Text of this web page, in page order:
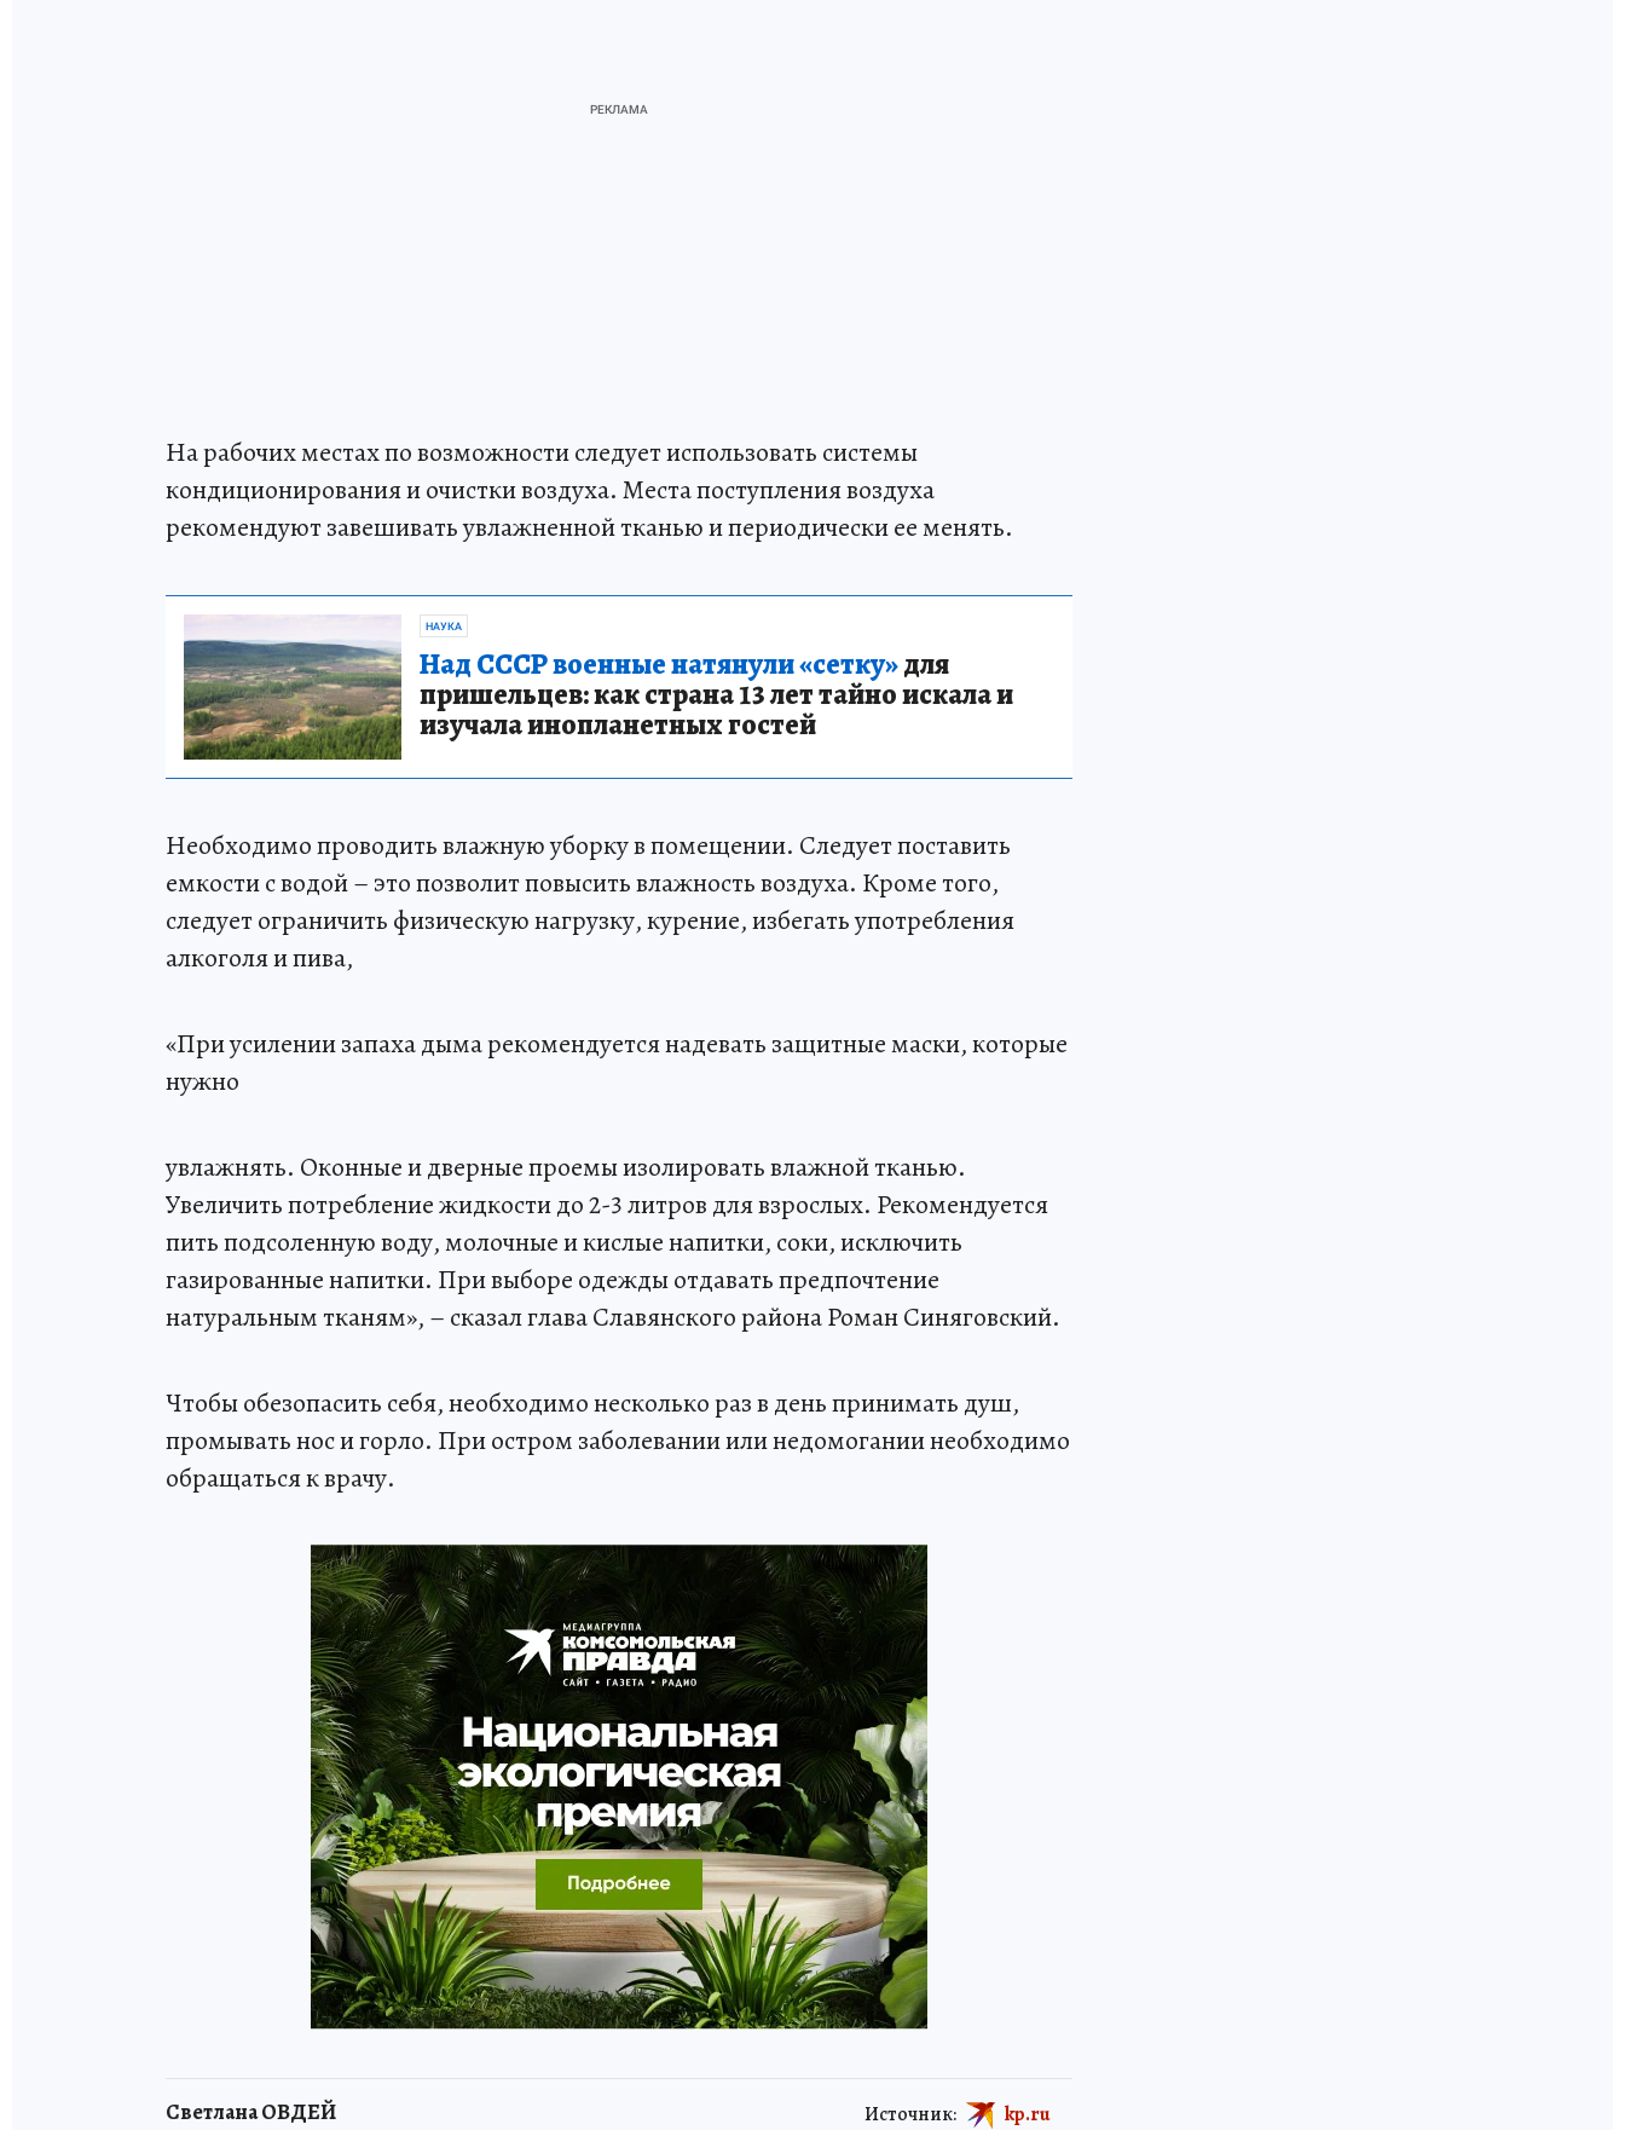
На рабочих местах по возможности следует использовать системы
кондиционирования и очистки воздуха. Места поступления воздуха
рекомендуют завешивать увлажненной тканью и периодически ее менять.
НАУКА
Над СССР военные натянули «сетку»для
пришельцев: как страна 13 лет тайно искала и
изучала инопланетных гостей
Необходимо проводить влажную уборку в помещении. Следует поставить
емкости с водой – это позволит повысить влажность воздуха. Кроме того,
следует ограничить физическую нагрузку, курение, избегать употребления
алкоголя и пива,
«При усилении запаха дыма рекомендуется надевать защитные маски, которые
нужно
увлажнять. Оконные и дверные проемы изолировать влажной тканью.
Увеличить потребление жидкости до 2-3 литров для взрослых. Рекомендуется
пить подсоленную воду, молочные и кислые напитки, соки, исключить
газированные напитки. При выборе одежды отдавать предпочтение
натуральным тканям», – сказал глава Славянского района Роман Синяговский.
Чтобы обезопасить себя, необходимо несколько раз в день принимать душ,
промывать нос и горло. При остром заболевании или недомогании необходимо
обращаться к врачу.
Светлана ОВДЕЙ Источник: kp.ru